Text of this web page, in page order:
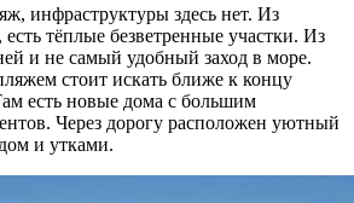
инфраструктуры здесь нет. Из
тёплые безветренные участки. Из
и не самый удобный заход в море.
стоит искать ближе к концу
есть новые дома с большим
Через дорогу расположен уютный
и утками.